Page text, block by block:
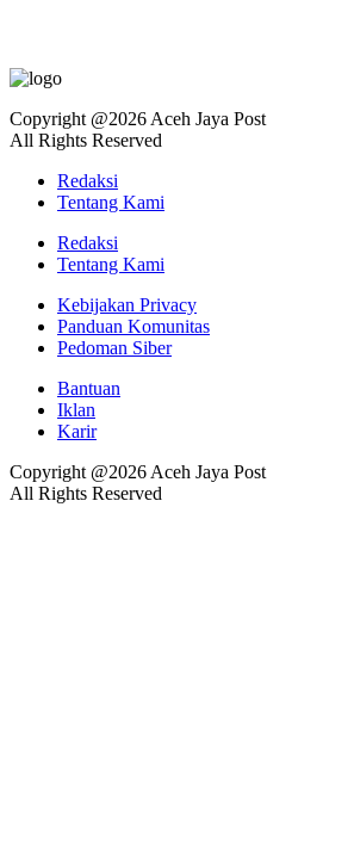
Copyright @2026 Aceh Jaya Post
All Rights Reserved
Redaksi
Tentang Kami
Redaksi
Tentang Kami
Kebijakan Privacy
Panduan Komunitas
Pedoman Siber
Bantuan
Iklan
Karir
Copyright @2026 Aceh Jaya Post
All Rights Reserved